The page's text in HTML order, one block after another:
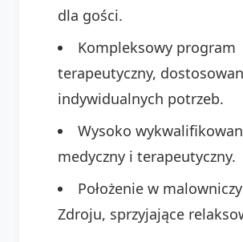
dla gości.
Kompleksowy program
terapeutyczny,
indywidualnych potrzeb.
Wysoko
medyczny i terapeutyczny.
Położenie w
Zdroju, sprzyjające